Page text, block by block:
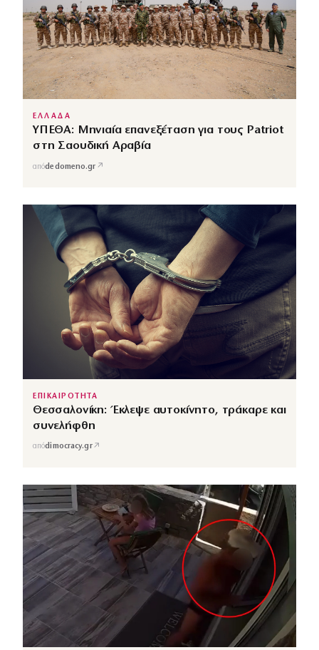
ΕΛΛΑΔΑ
ΥΠΕΘΑ: Μηνιαία επανεξέταση για τους Patriot
στη Σαουδική Αραβία
απόdedomeno.gr ↗
ΕΠΙΚΑΙΡΟΤΗΤΑ
Θεσσαλονίκη: Έκλεψε αυτοκίνητο, τράκαρε και
συνελήφθη
απόdimocracy.gr↗